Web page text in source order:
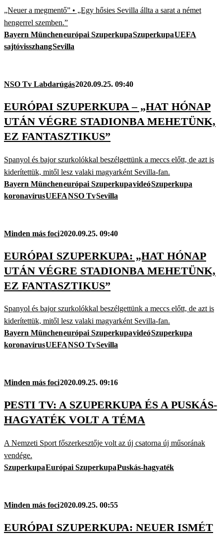
„Neuer a megmentő” • „Egy hősies Sevilla állta a sarat a német
hengerrel szemben.”
Bayern Müncheneurópai SzuperkupaSzuperkupaUEFA
sajtóvisszhangSevilla
NSO Tv Labdarúgás2020.09.25. 09:40
EURÓPAI SZUPERKUPA – „HAT HÓNAP
UTÁN VÉGRE STADIONBA MEHETÜNK,
EZ FANTASZTIKUS”
Spanyol és bajor szurkolókkal beszélgettünk a meccs előtt, de azt is
kiderítettük, mitől lesz valaki magyarként Sevilla-fan.
Bayern Müncheneurópai SzuperkupavideóSzuperkupa
koronavírusUEFANSO TvSevilla
Minden más foci2020.09.25. 09:40
EURÓPAI SZUPERKUPA: „HAT HÓNAP
UTÁN VÉGRE STADIONBA MEHETÜNK,
EZ FANTASZTIKUS”
Spanyol és bajor szurkolókkal beszélgettünk a meccs előtt, de azt is
kiderítettük, mitől lesz valaki magyarként Sevilla-fan.
Bayern Müncheneurópai SzuperkupavideóSzuperkupa
koronavírusUEFANSO TvSevilla
Minden más foci2020.09.25. 09:16
PESTI TV: A SZUPERKUPA ÉS A PUSKÁS-
HAGYATÉK VOLT A TÉMA
A Nemzeti Sport főszerkesztője volt az új csatorna új műsorának
vendége.
SzuperkupaEurópai SzuperkupaPuskás-hagyaték
Minden más foci2020.09.25. 00:55
EURÓPAI SZUPERKUPA: NEUER ISMÉT